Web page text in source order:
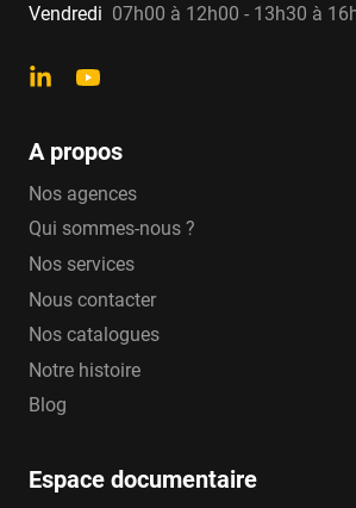
Vendredi 07h00 à 12h00 - 13h30 à
A propos
Nos agences
Qui sommes-nous ?
Nos services
Nous contacter
Nos catalogues
Notre histoire
Blog
Espace documentaire